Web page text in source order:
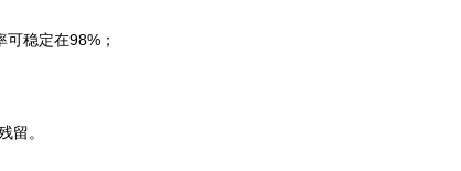
可稳定在98%；
留。